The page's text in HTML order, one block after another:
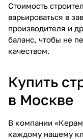
Стоимость
варьироваться в
производителя и
баланс, чтобы не
качеством.
Купить
в Москве
В компании
каждому нашему